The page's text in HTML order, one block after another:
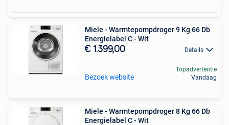
Miele - Warmtepompdroger 9 Kg 66 Db
Energielabel C - Wit
€ 1.399,00 Details
Bezoek website
Topadvertentie
Vandaag
Miele - Warmtepompdroger 8 Kg 66 Db
Energielabel C - Wit